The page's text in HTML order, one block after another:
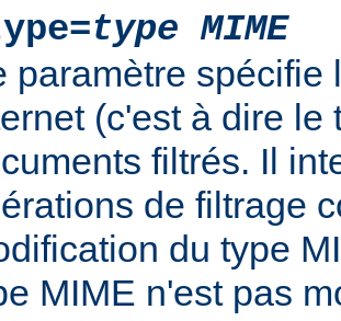
type MIME
paramètre spécifie
(c'est à dire le
filtrés. Il
de filtrage
du type
MIME n'est pas